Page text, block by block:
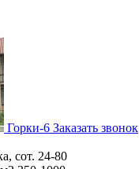
Горки-6 Заказать звонок
сот. 24-80